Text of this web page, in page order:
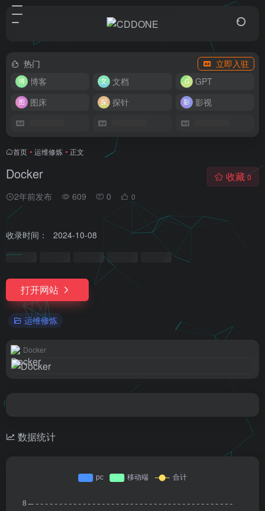
热门
立即入驻
博客
文档
GPT
图床
探针 影视
首页 • 运维修炼 • 正文
Docker
2年前发布 609 0 0
收藏0
收录时间： 2024-10-08
打开网站
运维修炼
Docker
数据统计